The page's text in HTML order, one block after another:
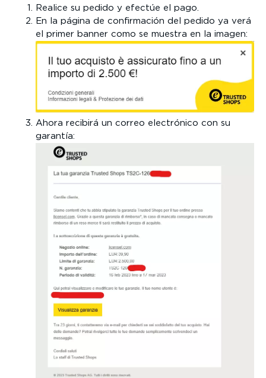
Realice su pedido y efectúe el pago.
En la página de confirmación del pedido ya verá
el primer banner como se muestra en la imagen:
Ahora recibirá un correo electrónico con su
garantía: